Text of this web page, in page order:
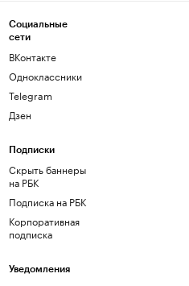
Социальные
сети
ВКонтакте
Одноклассники
Telegram
Дзен
Подписки
Скрыть баннеры
на РБК
Подписка на РБК
Корпоративная
подписка
Уведомления